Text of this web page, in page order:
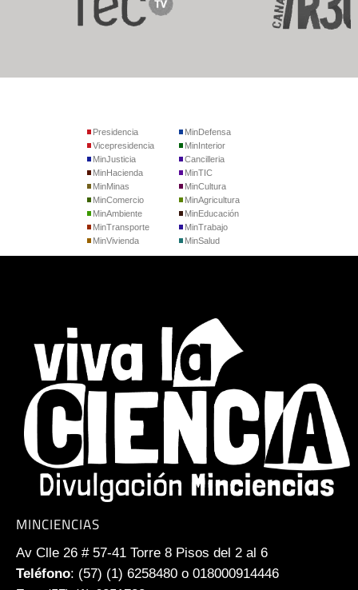
Presidencia
Vicepresidencia
MinJusticia
MinDefensa
MinInterior
Cancilleria
MinHacienda
MinMinas
MinComercio
MinTIC
MinCultura
MinAgricultura
MinAmbiente
MinTransporte
MinVivienda
MinEducación
MinTrabajo
MinSalud
MINCIENCIAS
Av Clle 26 # 57-41 Torre 8 Pisos del 2 al 6
Teléfono: (57) (1) 6258480 o 018000914446